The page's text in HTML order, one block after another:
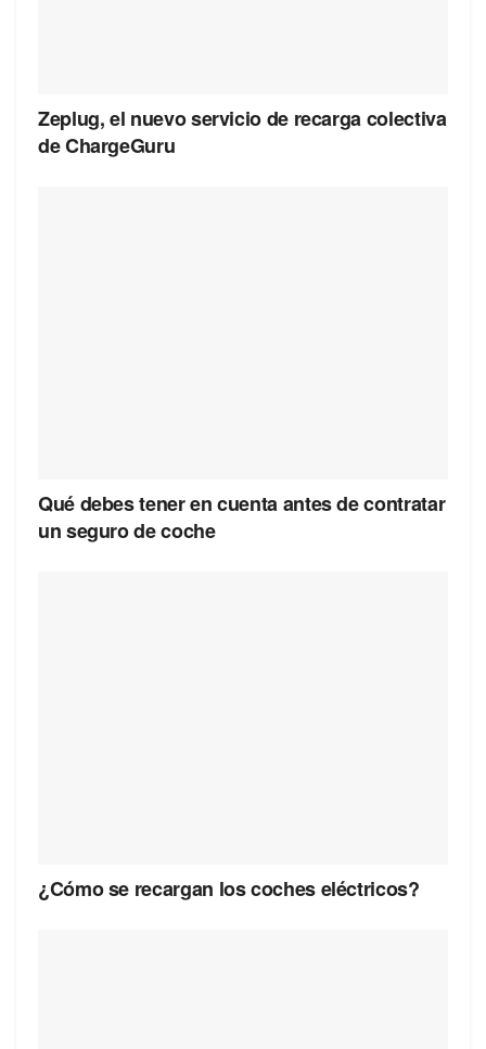
Zeplug, el nuevo servicio de recarga colectiva
de ChargeGuru
Qué debes tener en cuenta antes de contratar
un seguro de coche
¿Cómo se recargan los coches eléctricos?